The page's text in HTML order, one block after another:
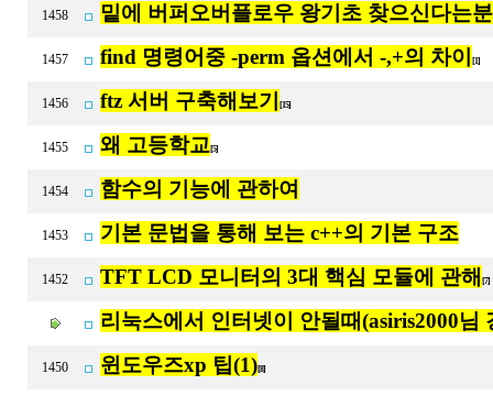
1458 밑에 버퍼오버플로우 왕기초 찾으신다는분
1457 find 명령어중 -perm 옵션에서 -,+의 차이 [1]
1456 ftz 서버 구축해보기 [15]
1455 왜 고등학교[5]
1454 함수의 기능에 관하여
1453 기본 문법을 통해 보는 c++의 기본 구조
1452 TFT LCD 모니터의 3대 핵심 모듈에 관해 [7]
리눅스에서 인터넷이 안될때(asiris2000님
1450 윈도우즈xp 팁(1)[8]